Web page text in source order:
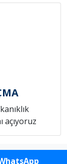
açıyoruz